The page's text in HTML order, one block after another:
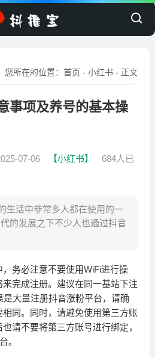
您所在的位置：首页 -小红书 - 正文
事项及养号的基本操
07-06 【小红书】
684人已
生活中非常多人都在使用的一
的发展之下不少人也通过抖音
务必注意不要使用WiFi进行操
完成注册。建议在同一基站下注
大量注册抖音涨粉平台，请确
同。同时，请避免使用第三方账
请不要将第三方账号进行绑定，
。